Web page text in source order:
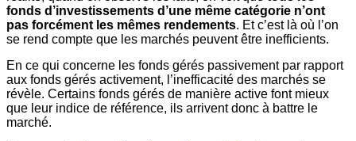
fonds d’investissements d’une même catégorie n’ont
pas forcément les mêmes rendements. Et c’est là où l’on
se rend compte que les marchés peuvent être inefficients.
En ce qui concerne les fonds gérés passivement par rapport
aux fonds gérés activement, l’inefficacité des marchés se
révèle. Certains fonds gérés de manière active font mieux
que leur indice de référence, ils arrivent donc à battre le
marché.